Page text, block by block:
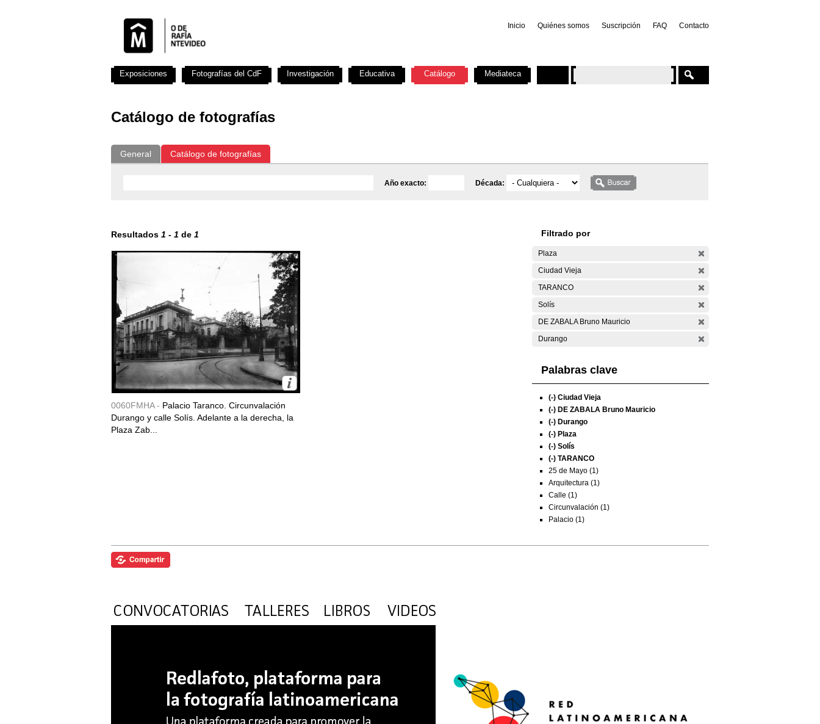
Inicio Quiénes somos Suscripción FAQ Contacto
Catálogo de fotografías
General Catálogo de fotografías
Año exacto: Década:
Resultados 1 - 1 de 1
0060FMHA - Palacio Taranco. Circunvalación
Durango y calle Solís. Adelante a la derecha, la
Plaza Zab...
Filtrado por
Plaza
Ciudad Vieja
TARANCO
Solís
DE ZABALA Bruno Mauricio
Durango
Palabras clave
(-) Ciudad Vieja
(-) DE ZABALA Bruno Mauricio
(-) Durango
(-) Plaza
(-) Solís
(-) TARANCO
25 de Mayo (1)
Arquitectura (1)
Calle (1)
Circunvalación (1)
Palacio (1)
Exposiciones Fotografías del CdF Investigación Educativa Catálogo Mediateca